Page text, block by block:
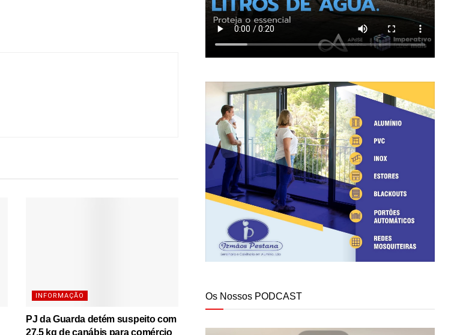
INFORMAÇÃO
PJ da Guarda detém suspeito com
27,5 kg de canábis para comércio
Os Nossos PODCAST